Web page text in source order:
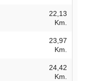
22,13
Km.
23,97
Km.
24,42
Km.